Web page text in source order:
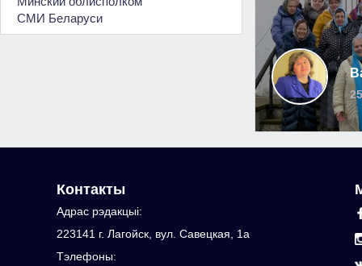
СМИ Беларуси
Контакты
Адрас рэдакцыi:
223141 г. Лагойск, вул. Савецкая, 1а
Тэлефоны: